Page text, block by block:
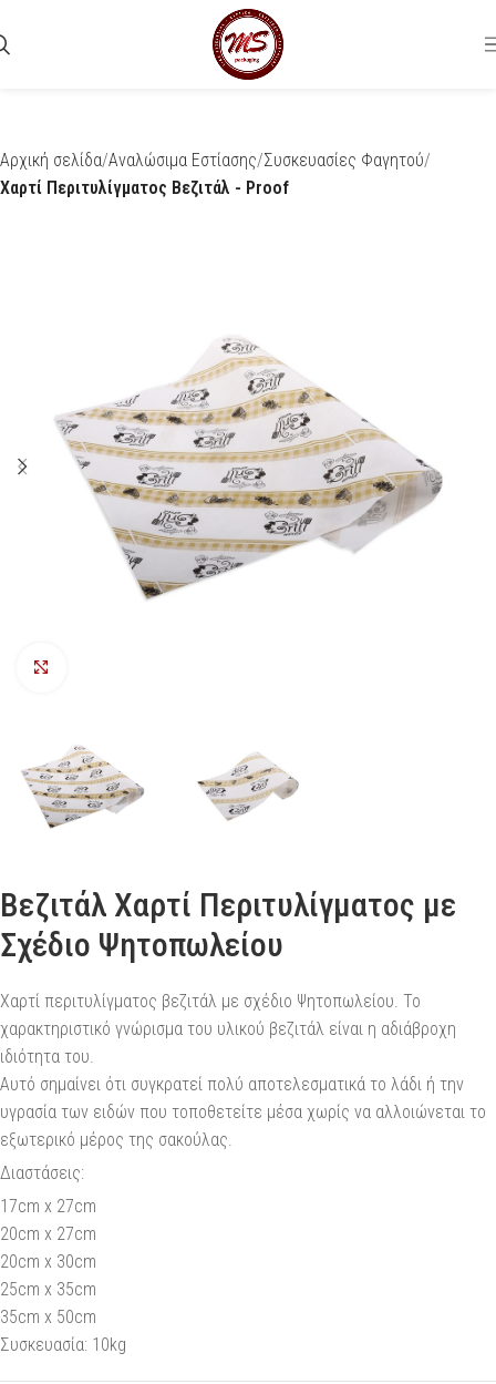
Αρχική σελίδα Αναλώσιμα Εστίασης Συσκευασίες Φαγητού
Χαρτί Περιτυλίγματος Βεζιτάλ - Proof
Βεζιτάλ Χαρτί Περιτυλίγματος με
Σχέδιο Ψητοπωλείου
Χαρτί περιτυλίγματος βεζιτάλ με σχέδιο Ψητοπωλείου. Το
χαρακτηριστικό γνώρισμα του υλικού βεζιτάλ είναι η αδιάβροχη
ιδιότητα του.
Αυτό σημαίνει ότι συγκρατεί πολύ αποτελεσματικά το λάδι ή την
υγρασία των ειδών που τοποθετείτε μέσα χωρίς να αλλοιώνεται το
εξωτερικό μέρος της σακούλας.
Διαστάσεις:
17cm x 27cm
20cm x 27cm
20cm x 30cm
25cm x 35cm
35cm x 50cm
Συσκευασία: 10kg